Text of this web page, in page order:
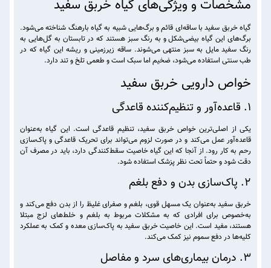
مشخصات و ویژگی‌های گیاه خربق سفید
گیاه خربق سفید با ساقه‌ای قائم و برگ‌هایی شبیه به گیاه بارهنگ شناخته می‌شود.
برگ‌های این گیاه بیضی‌شکل و به رنگ سبز هستند که در تابستان به گل‌هایی به
رنگ سفید مایل به سبز منتهی می‌شوند. ساقه زیرزمینی و ریشه این گیاه که در
طب سنتی استفاده می‌شود، ضخیم اما سبک است و طعمی تلخ و تند دارد.
خواص دارویی خربق سفید
1. قاعده‌آور و تنظیم‌کننده قاعدگی
یکی از اصلی‌ترین خواص خربق سفید، تنظیم قاعدگی است. این گیاه به‌عنوان
قاعده‌آور عمل می‌کند و در صورت لزوم می‌تواند برای تحریک قاعدگی و پاک‌سازی
رحم به کار رود. از آنجا که این گیاه خاصیت سقط‌کنندگی دارد، باید در مصرف آن
دقت شود و حتماً تحت نظر پزشک استفاده شود.
2. پاک‌سازی بدن و دفع بلغم
خربق سفید به‌عنوان یک مسهل قوی، بلغم و صفرای غلیظ را از بدن دفع می‌کند و
به‌خصوص برای افرادی که به مشکلات مربوط به بلغم و خلط‌های لزج مبتلا
هستند، مفید است. این خاصیت خربق سفید به پاک‌سازی معده و کمک به عملکرد
کلیه‌ها در دفع سموم نیز کمک می‌کند.
3. درمان بیماری‌های سرد و مفاصل